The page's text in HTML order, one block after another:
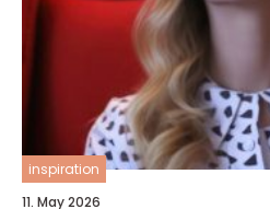
inspiration
11. May 2026